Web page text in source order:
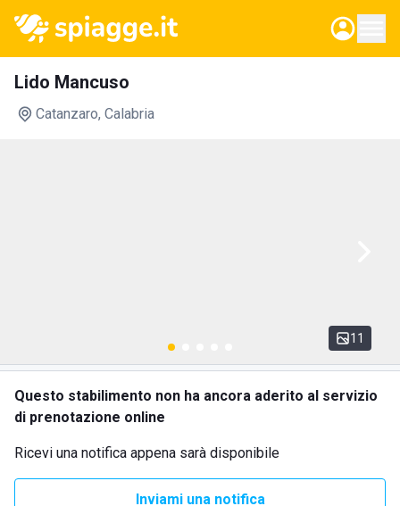
Lido Mancuso
Catanzaro, Calabria
11
Questo stabilimento non ha ancora aderito al servizio
di prenotazione online
Ricevi una notifica appena sarà disponibile
Inviami una notifica